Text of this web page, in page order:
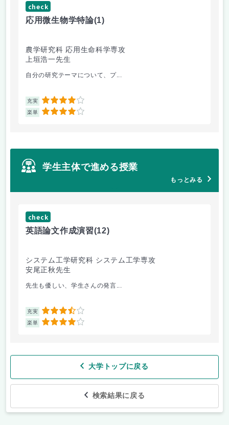
check
応用微生物学特論(1)
農学研究科 応用生命科学専攻
上垣浩一先生
自分の研究テーマについて、プ...
充実 4
楽単 4
学生主体で進める授業
もっとみる
check
英語論文作成演習(12)
システム工学研究科 システム工学専攻
安尾正秋先生
先生も優しい、学生さんの発言...
充実 3.5
楽単 4
大学トップに戻る
検索結果に戻る